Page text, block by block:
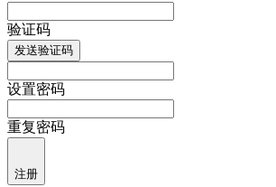
验证码
发送验证码
设置密码
重复密码
注册